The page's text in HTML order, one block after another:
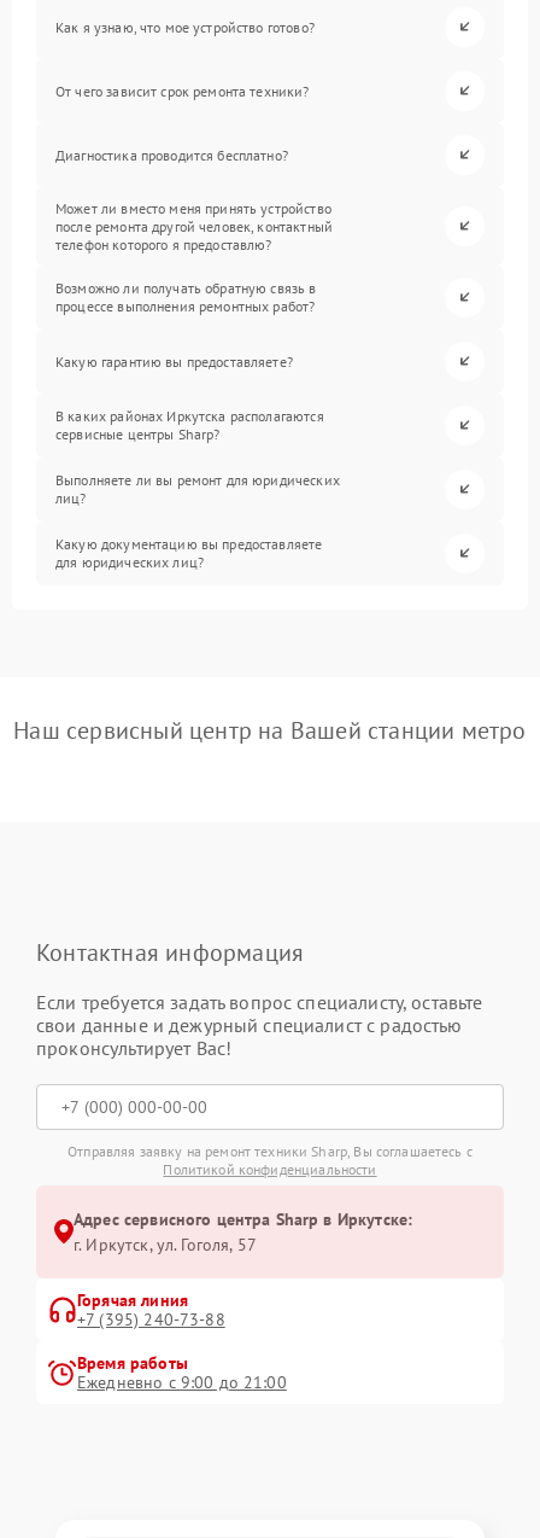
Как я узнаю, что мое устройство готово?
От чего зависит срок ремонта техники?
Диагностика проводится бесплатно?
Может ли вместо меня принять устройство
после ремонта другой человек, контактный
телефон которого я предоставлю?
Возможно ли получать обратную связь в
процессе выполнения ремонтных работ?
Какую гарантию вы предоставляете?
В каких районах Иркутска располагаются
сервисные центры Sharp?
Выполняете ли вы ремонт для юридических
лиц?
Какую документацию вы предоставляете
для юридических лиц?
Наш сервисный центр на Вашей станции метро
Контактная информация
Если требуется задать вопрос специалисту, оставьте
свои данные и дежурный специалист с радостью
проконсультирует Вас!
Отправляя заявку на ремонт техники Sharp, Вы соглашаетесь с
Политикой конфиденциальности
Адрес сервисного центра Sharp в Иркутске:
г. Иркутск, ул. ​Гоголя, 57
Горячая линия
+7 (395) 240-73-88
Время работы
Ежедневно с 9:00 до 21:00